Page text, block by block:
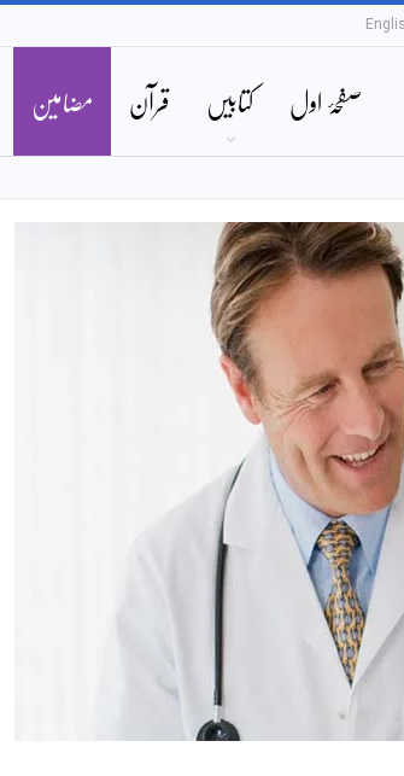
صفحۂ اول کتابیں قرآن مضامین